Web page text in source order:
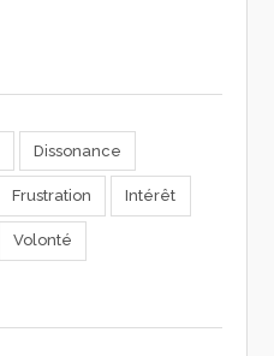
Dissonance
Frustration Intérêt
Volonté